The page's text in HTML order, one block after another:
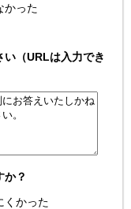
かった
（URLは入力でき
か？
くかった